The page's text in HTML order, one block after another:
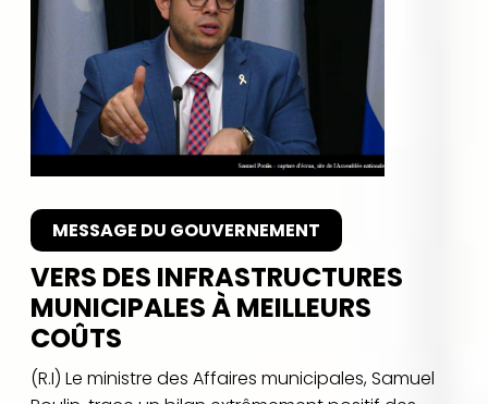
MESSAGE DU GOUVERNEMENT
VERS DES INFRASTRUCTURES
MUNICIPALES À MEILLEURS
COÛTS
(R.I) Le ministre des Affaires municipales, Samuel